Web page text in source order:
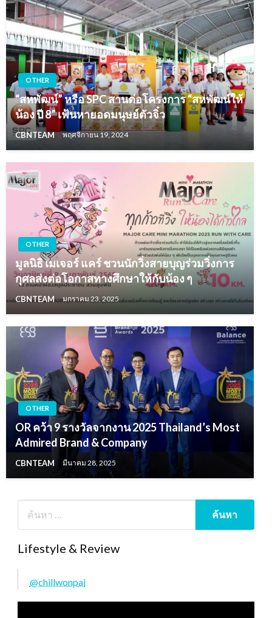
OTHER
“สหพัฒน์” หรือ SPC สานต่อโครงการ “สหพัฒน์ให้
น้อง ปี 8” เฟ้นหายอดมนุษย์ตัวจิ๋ว
CBNTEAM พฤศจิกายน 19, 2024
OTHER
มูลนิธิ เมเจอร์ แคร์ ชวนนักวิ่งสายบุญร่วมวิ่งการ
กุศลส่งต่อโอกาสทางศึกษาให้กับน้อง ๆ
CBNTEAM มกราคม 23, 2025
OTHER
OR คว้า 9 รางวัลจากงาน 2025 Thailand’s Most
Admired Brand & Company
CBNTEAM มีนาคม 28, 2025
Lifestyle & Review
@chillwonpai